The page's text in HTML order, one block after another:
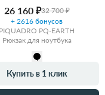
26 160 ₽32 700 ₽
+ 2616 бонусов
PIQUADRO PQ-EARTH
Рюкзак для ноутбука
Купить в 1 клик